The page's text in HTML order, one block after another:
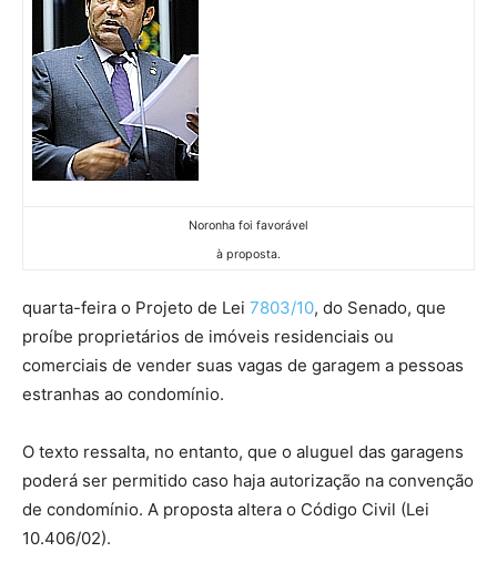
Noronha foi favorável
à proposta.
quarta-feira o Projeto de Lei 7803/10, do Senado, que
proíbe proprietários de imóveis residenciais ou
comerciais de vender suas vagas de garagem a pessoas
estranhas ao condomínio.
O texto ressalta, no entanto, que o aluguel das garagens
poderá ser permitido caso haja autorização na convenção
de condomínio. A proposta altera o Código Civil (Lei
10.406/02).